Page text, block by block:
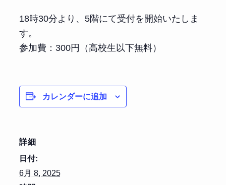
18時30分より、5階にて受付を開始いたしま
す。
参加費：300円（高校生以下無料）
カレンダーに追加
詳細
日付:
6月 8, 2025